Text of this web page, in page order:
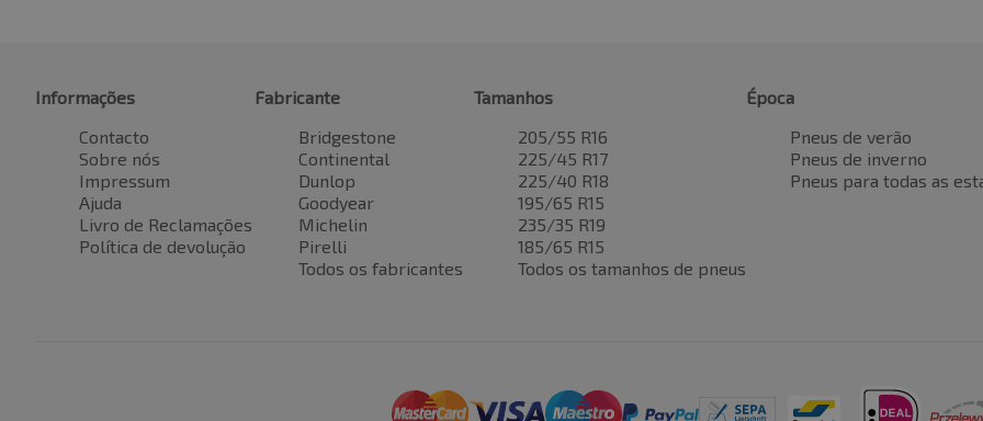
Informações
Contacto
Sobre nós
Impressum
Ajuda
Livro de Reclamações
Política de devolução
Fabricante
Bridgestone
Continental
Dunlop
Goodyear
Michelin
Pirelli
Todos os fabricantes
Tamanhos
205/55 R16
225/45 R17
225/40 R18
195/65 R15
235/35 R19
185/65 R15
Todos os tamanhos de pneus
Época
Pneus de verão
Pneus de inverno
Pneus para todas as